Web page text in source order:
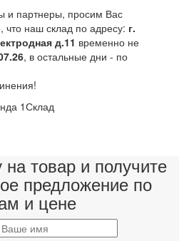
и партнеры, просим Вас
что наш склад по адресу: г.
д.11 временно не
, в остальные дни - по
1Склад
на товар и получите
предложение по
и цене